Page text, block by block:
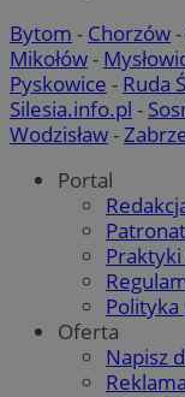
Bytom - Chorzów-
Mikołów-
Pyskowice - Ruda
Silesia.info.pl -
Wodzisław-
Portal
Oferta
Napisz
Reklama